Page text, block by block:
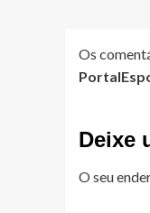
Os
Deixe
O seu